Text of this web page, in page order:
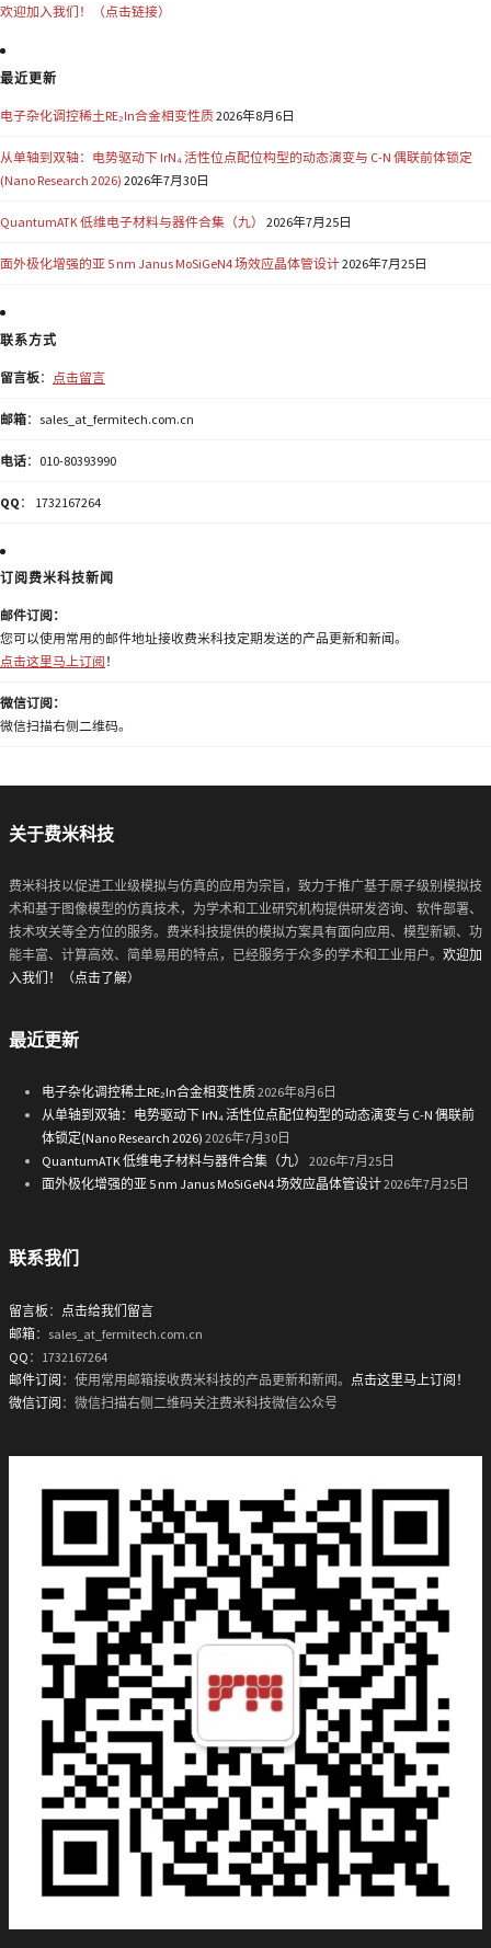
欢迎加入我们！（点击链接）
最近更新
电子杂化调控稀土RE₂In合金相变性质2026年8月6日
从单轴到双轴：电势驱动下 IrN₄ 活性位点配位构型的动态演变与 C-N 偶联前体锁定
(Nano Research 2026) 2026年7月30日
QuantumATK 低维电子材料与器件合集（九） 2026年7月25日
面外极化增强的亚 5 nm Janus MoSiGeN4 场效应晶体管设计2026年7月25日
联系方式
留言板： 点击留言
邮箱：sales_at_fermitech.com.cn
电话：010-80393990
QQ ： 1732167264
订阅费米科技新闻
邮件订阅：
您可以使用常用的邮件地址接收费米科技定期发送的产品更新和新闻。
点击这里马上订阅 ！
微信订阅：
微信扫描右侧二维码。
关于费米科技
费米科技以促进工业级模拟与仿真的应用为宗旨，致力于推广基于原子级别模拟技
术和基于图像模型的仿真技术，为学术和工业研究机构提供研发咨询、软件部署、
技术攻关等全方位的服务。费米科技提供的模拟方案具有面向应用、模型新颖、功
能丰富、计算高效、简单易用的特点，已经服务于众多的学术和工业用户。 欢迎加
入我们！（点击了解）
最近更新
电子杂化调控稀土RE₂In合金相变性质2026年8月6日
从单轴到双轴：电势驱动下 IrN₄ 活性位点配位构型的动态演变与 C-N 偶联前
体锁定(Nano Research 2026) 2026年7月30日
QuantumATK 低维电子材料与器件合集（九）
2026年7月25日
面外极化增强的亚 5 nm Janus MoSiGeN4 场效应晶体管设计2026年7月25日
联系我们
留言板 ： 点击给我们留言
邮箱：sales_at_fermitech.com.cn
QQ ：1732167264
邮件订阅 ：使用常用邮箱接收费米科技的产品更新和新闻。 点击这里马上订阅！
微信订阅 ：微信扫描右侧二维码关注费米科技微信公众号